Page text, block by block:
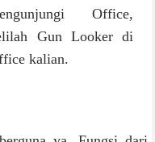
Office,
Gun Looker di
kalian.